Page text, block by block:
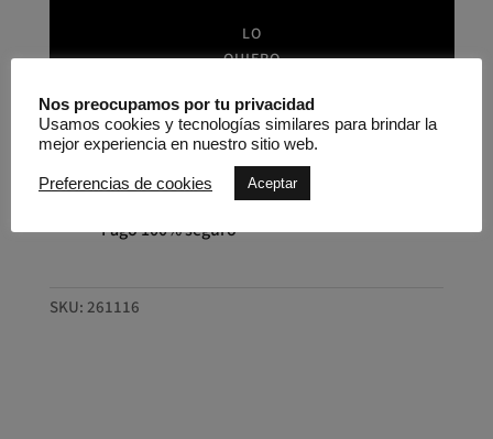
pedrería
JOSEPH
RIBKOFF
cantidad
LO
QUIERO
Envío en 24/48 horas
Pago 100% seguro
SKU: 261116
Nos preocupamos por tu privacidad
Usamos cookies y tecnologías similares para brindar la
mejor experiencia en nuestro sitio web.
Preferencias de cookies Aceptar